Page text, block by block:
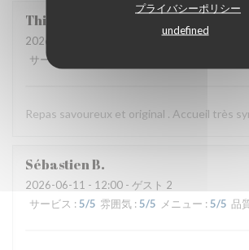
プライバシーポリシー
undefined
Thierry
2026-06-11
サービス
Repas savoureux et original . Accueil très
SébastienB
2026-06-11 - 12:00 - ゲスト 2
サービス : 5/5 雰囲気 : 5/5 メニュー : 5/5 品